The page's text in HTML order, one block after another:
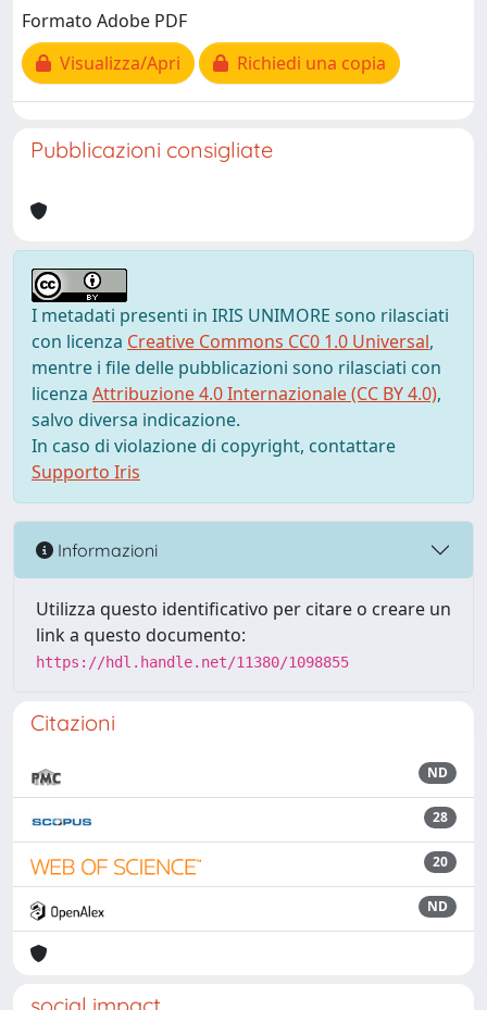
Formato Adobe PDF
Visualizza/Apri
Richiedi una copia
Pubblicazioni consigliate
I metadati presenti in IRIS UNIMORE sono rilasciati
con licenza Creative Commons CC0 1.0 Universal,
mentre i file delle pubblicazioni sono rilasciati con
licenza Attribuzione 4.0 Internazionale (CC BY 4.0),
salvo diversa indicazione.
In caso di violazione di copyright, contattare
Supporto Iris
Informazioni
Utilizza questo identificativo per citare o creare un
link a questo documento:
https://hdl.handle.net/11380/1098855
Citazioni
ND
28
20
ND